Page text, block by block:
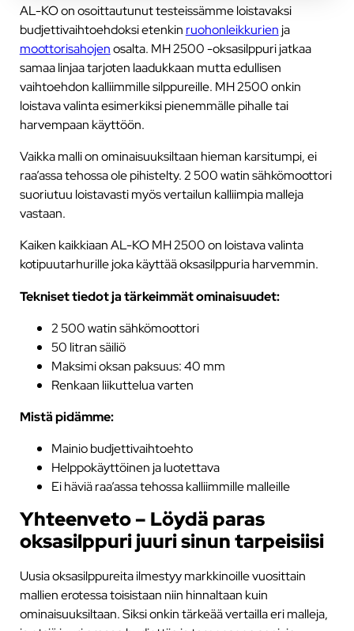
AL-KO on osoittautunut testeissämme loistavaksi
budjettivaihtoehdoksi etenkin ruohonleikkurienja
moottorisahojenosalta. MH 2500 -oksasilppuri jatkaa
samaa linjaa tarjoten laadukkaan mutta edullisen
vaihtoehdon kalliimmille silppureille. MH 2500 onkin
loistava valinta esimerkiksi pienemmälle pihalle tai
harvempaan käyttöön.
Vaikka malli on ominaisuuksiltaan hieman karsitumpi, ei
raa’assa tehossa ole pihistelty. 2 500 watin sähkömoottori
suoriutuu loistavasti myös vertailun kalliimpia malleja
vastaan.
Kaiken kaikkiaan AL-KO MH 2500 on loistava valinta
kotipuutarhurille joka käyttää oksasilppuria harvemmin.
Tekniset tiedot ja tärkeimmät ominaisuudet:
2 500 watin sähkömoottori
50 litran säiliö
Maksimi oksan paksuus: 40 mm
Renkaan liikuttelua varten
Mistä pidämme:
Mainio budjettivaihtoehto
Helppokäyttöinen ja luotettava
Ei häviä raa’assa tehossa kalliimmille malleille
Yhteenveto – Löydä paras
oksasilppuri juuri sinun tarpeisiisi
Uusia oksasilppureita ilmestyy markkinoille vuosittain
mallien erotessa toisistaan niin hinnaltaan kuin
ominaisuuksiltaan. Siksi onkin tärkeää vertailla eri malleja,